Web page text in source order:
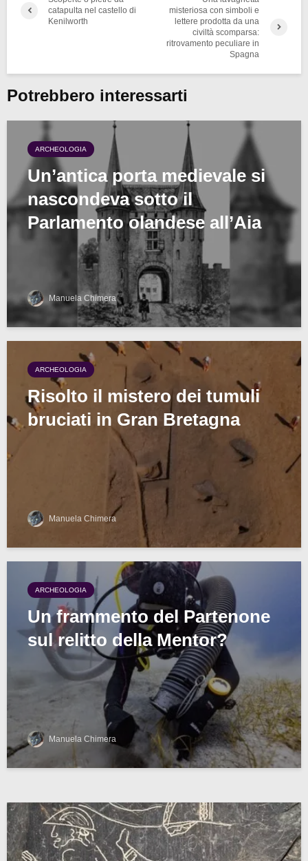
catapulta nel castello di
Kenilworth
misteriosa con simboli e
lettere prodotta da una
civiltà scomparsa:
ritrovamento peculiare in
Spagna
Potrebbero interessarti
ARCHEOLOGIA
Un’antica porta medievale si
nascondeva sotto il
Parlamento olandese all’Aia
Manuela Chimera
ARCHEOLOGIA
Risolto il mistero dei tumuli
bruciati in Gran Bretagna
Manuela Chimera
ARCHEOLOGIA
Un frammento del Partenone
sul relitto della Mentor?
Manuela Chimera